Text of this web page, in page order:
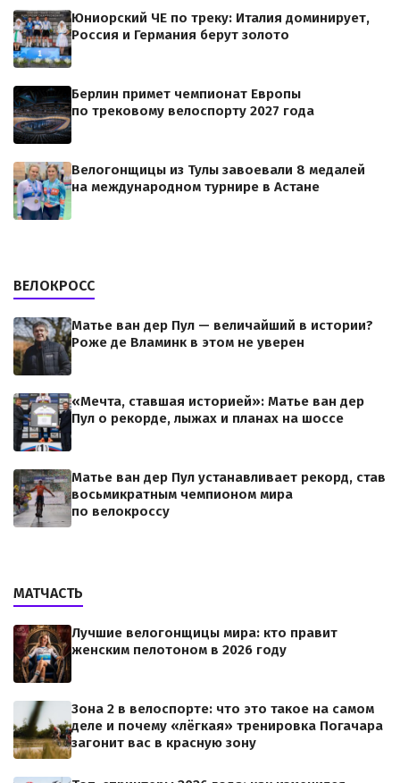
Юниорский ЧЕ по треку: Италия доминирует,
Россия и Германия берут золото
Берлин примет чемпионат Европы
по трековому велоспорту 2027 года
Велогонщицы из Тулы завоевали 8 медалей
на международном турнире в Астане
ВЕЛОКРОСС
Матье ван дер Пул — величайший в истории?
Роже де Вламинк в этом не уверен
«Мечта, ставшая историей»: Матье ван дер
Пул о рекорде, лыжах и планах на шоссе
Матье ван дер Пул устанавливает рекорд, став
восьмикратным чемпионом мира
по велокроссу
МАТЧАСТЬ
Лучшие велогонщицы мира: кто правит
женским пелотоном в 2026 году
Зона 2 в велоспорте: что это такое на самом
деле и почему «лёгкая» тренировка Погачара
загонит вас в красную зону